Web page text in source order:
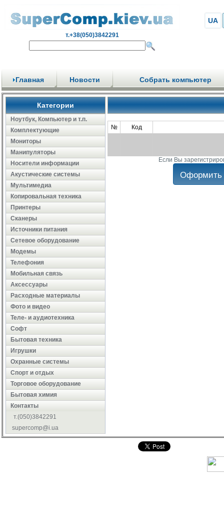
т.+38(050)3842291
UA
Главная Новости Собрать компьютер
Категории
Ноутбук, Компьютер и т.п.
Комплектующие
Мониторы
Манипуляторы
Носители информации
Акустические системы
Мультимедиа
Копировальная техника
Принтеры
Сканеры
Источники питания
Сетевое оборудование
Модемы
Телефония
Мобильная связь
Аксессуары
Расходные материалы
Фото и видео
Теле- и аудиотехника
Софт
Бытовая техника
Игрушки
Охранные системы
Cпорт и отдых
Торговое оборудование
Бытовая химия
Контакты
т.(050)3842291
supercomp@i.ua
№ Код
Если Вы